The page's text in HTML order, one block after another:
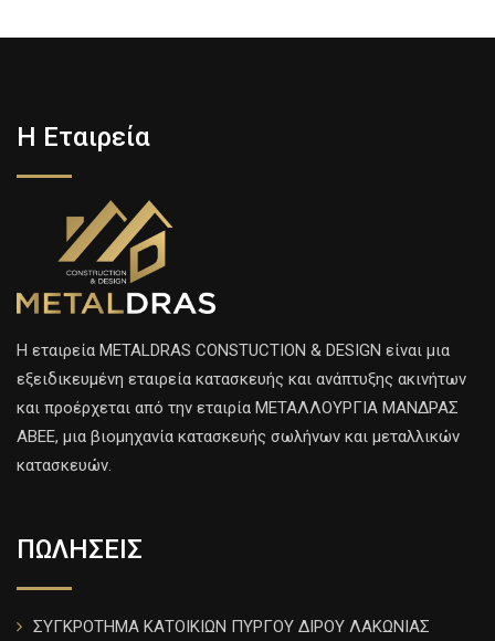
Η Εταιρεία
H εταιρεία METALDRAS CONSTUCTION & DESIGN είναι μια
εξειδικευμένη εταιρεία κατασκευής και ανάπτυξης ακινήτων
και προέρχεται από την εταιρία ΜΕΤΑΛΛΟΥΡΓΙΑ ΜΑΝΔΡΑΣ
ΑΒΕΕ, μια βιομηχανία κατασκευής σωλήνων και μεταλλικών
κατασκευών.
ΠΩΛΗΣΕΙΣ
ΣΥΓΚΡΟΤΗΜΑ ΚΑΤΟΙΚΙΩΝ ΠΥΡΓΟΥ ΔΙΡΟΥ ΛΑΚΩΝΙΑΣ